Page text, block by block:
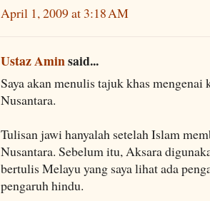
April 1, 2009 at 3:18 AM
Ustaz Aminsaid...
Saya akan menulis tajuk khas mengenai
Nusantara.
Tulisan jawi hanyalah setelah Islam
Nusantara. Sebelum itu, Aksara
bertulis Melayu yang saya lihat ada
pengaruh hindu.